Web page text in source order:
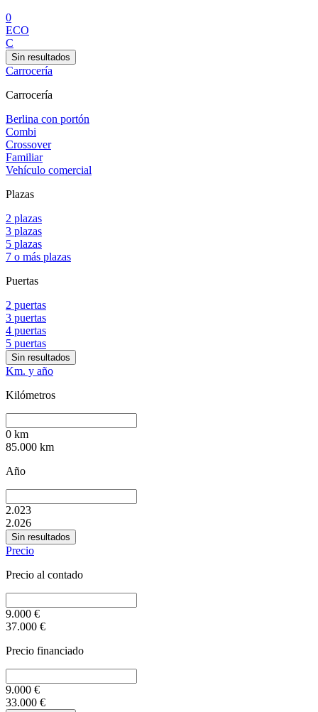
0
ECO
C
Sin resultados
Carrocería
Carrocería
Berlina con portón
Combi
Crossover
Familiar
Vehículo comercial
Plazas
2 plazas
3 plazas
5 plazas
7 o más plazas
Puertas
2 puertas
3 puertas
4 puertas
5 puertas
Sin resultados
Km. y año
Kilómetros
0 km
85.000 km
Año
2.023
2.026
Sin resultados
Precio
Precio al contado
9.000 €
37.000 €
Precio financiado
9.000 €
33.000 €